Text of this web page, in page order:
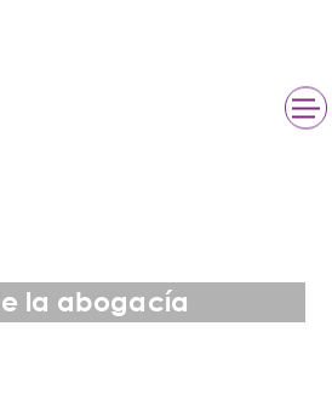
la abogacía